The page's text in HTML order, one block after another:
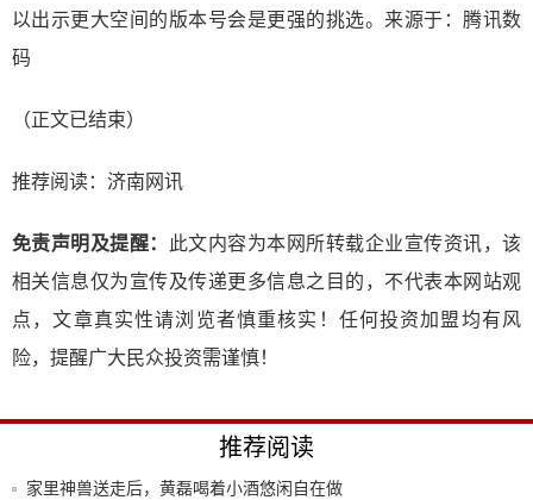
以出示更大空间的版本号会是更强的挑选。来源于：腾讯数
码
（正文已结束）
推荐阅读： 济南网讯
免责声明及提醒：
此文内容为本网所转载企业宣传资讯，该
相关信息仅为宣传及传递更多信息之目的，不代表本网站观
点，文章真实性请浏览者慎重核实！任何投资加盟均有风
险，提醒广大民众投资需谨慎！
推荐阅读
家里神兽送走后，黄磊喝着小酒悠闲自在做